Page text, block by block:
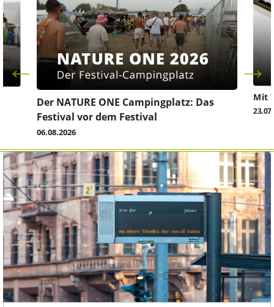
Der NATURE ONE Campingplatz: Das
Festival vor dem Festival
06.08.2026
Mit